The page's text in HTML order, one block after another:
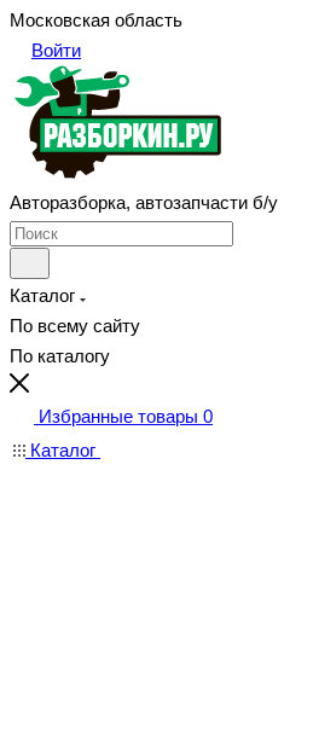
Московская область
Войти
Авторазборка, автозапчасти б/у
Каталог
По всему сайту
По каталогу
Избранные товары 0
Каталог